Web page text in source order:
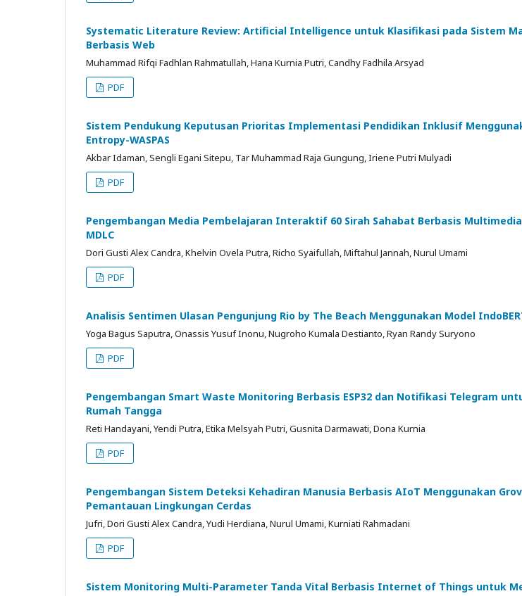
Systematic Literature Review: Artificial Intelligence untuk Klasifikasi pada Sistem
Berbasis Web
Muhammad Rifqi Fadhlan Rahmatullah, Hana Kurnia Putri, Candhy Fadhila Arsyad
PDF
Sistem Pendukung Keputusan Prioritas Implementasi Pendidikan Inklusif
Entropy-WASPAS
Akbar Idaman, Sengli Egani Sitepu, Tar Muhammad Raja Gungung, Iriene Putri Mulyadi
PDF
Pengembangan Media Pembelajaran Interaktif 60 Sirah Sahabat Berbasis
MDLC
Dori Gusti Alex Candra, Khelvin Ovela Putra, Richo Syaifullah, Miftahul Jannah, Nurul Umami
PDF
Analisis Sentimen Ulasan Pengunjung Rio by The Beach Menggunakan Model
Yoga Bagus Saputra, Onassis Yusuf Inonu, Nugroho Kumala Destianto, Ryan Randy Suryono
PDF
Pengembangan Smart Waste Monitoring Berbasis ESP32 dan Notifikasi Telegram
Rumah Tangga
Reti Handayani, Yendi Putra, Etika Melsyah Putri, Gusnita Darmawati, Dona Kurnia
PDF
Pengembangan Sistem Deteksi Kehadiran Manusia Berbasis AIoT Menggunakan
Pemantauan Lingkungan Cerdas
Jufri, Dori Gusti Alex Candra, Yudi Herdiana, Nurul Umami, Kurniati Rahmadani
PDF
Sistem Monitoring Multi-Parameter Tanda Vital Berbasis Internet of Things untuk